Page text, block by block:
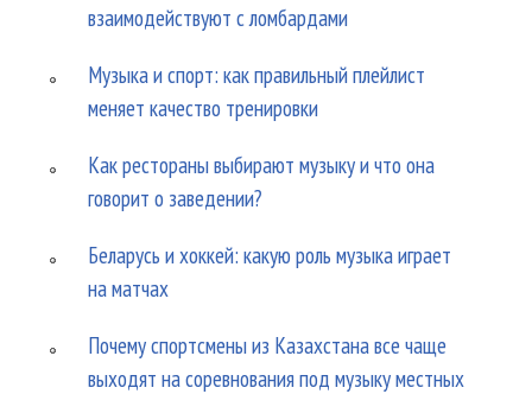
взаимодействуют с ломбардами
Музыка и спорт: как правильный плейлист
меняет качество тренировки
Как рестораны выбирают музыку и что она
говорит о заведении?
Беларусь и хоккей: какую роль музыка играет
на матчах
Почему спортсмены из Казахстана все чаще
выходят на соревнования под музыку местных